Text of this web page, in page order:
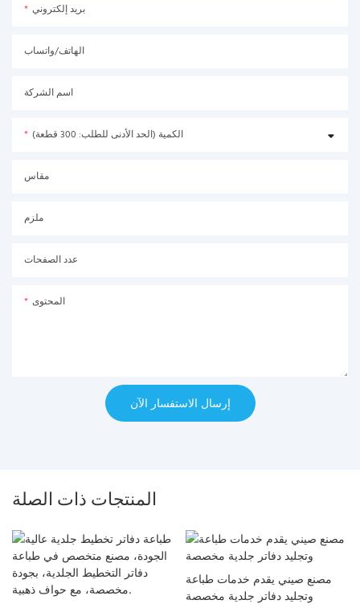
بريد إلكتروني
الهاتف/واتساب
اسم الشركة
الكمية (الحد الأدنى للطلب: 300 قطعة)
مقاس
ملزم
عدد الصفحات
المحتوى
إرسال الاستفسار الآن
المنتجات ذات الصلة
مصنع صيني يقدم خدمات طباعة
وتجليد دفاتر جلدية مخصصة